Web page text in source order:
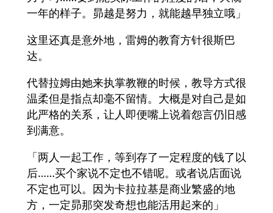
一年的样子。昴越是努力，就能越早独立哦」
这里还真是意外地，雷姆的教育方针很斯巴
达。
代替拉姆由她来执掌教鞭的时候，教导方式很
温柔但是指点却毫不留情。大概是对自己是如
此严格的关系，让人即便嘴上说着怨言仍旧感
到满意。
「两人一起工作，等到存了一定程度的钱了以
后……买个家说不定也不错呢。或者说店面说
不定也可以。因为卡拉拉基是商业繁盛的地
方，一定昴那突发奇想也能活用起来的」